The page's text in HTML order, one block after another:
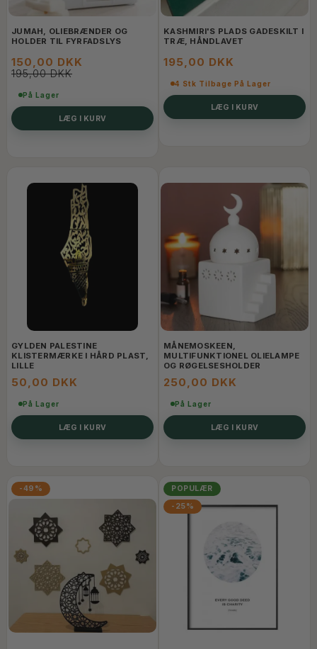
JUMAH, OLIEBRÆNDER OG
HOLDER TIL FYRFADSLYS
150,00 DKK
195,00 DKK
På Lager
LÆG I KURV
KASHMIRI'S PLADS GADESKILT I
TRÆ, HÅNDLAVET
195,00 DKK
4 Stk Tilbage På Lager
LÆG I KURV
GYLDEN PALESTINE
KLISTERMÆRKE I HÅRD PLAST,
LILLE
50,00 DKK
På Lager
LÆG I KURV
MÅNEMOSKEEN,
MULTIFUNKTIONEL OLIELAMPE
OG RØGELSESHOLDER
250,00 DKK
På Lager
LÆG I KURV
-49%
POPULÆR
-25%